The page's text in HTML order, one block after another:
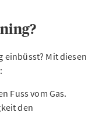
einbüsst? Mit diesen
Fuss vom Gas.
den